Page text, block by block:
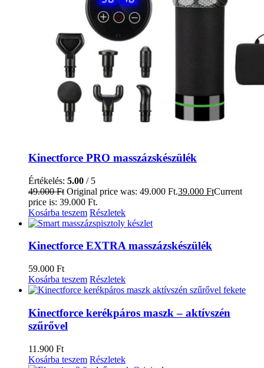
Kinectforce PRO masszázskészülék
Értékelés: 5.00 / 5
49.000Ft Original price was: 49.000 Ft.39.000 FtCurrent
price is: 39.000 Ft.
Kosárba teszem Részletek
Kinectforce EXTRA masszázskészülék
59.000 Ft
Kosárba teszem Részletek
Kinectforce kerékpáros maszk – aktívszén
szűrővel
11.900 Ft
Kosárba teszem Részletek